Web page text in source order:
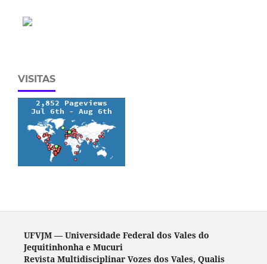
VISITAS
UFVJM — Universidade Federal dos Vales do
Jequitinhonha e Mucuri
Revista Multidisciplinar Vozes dos Vales, Qualis